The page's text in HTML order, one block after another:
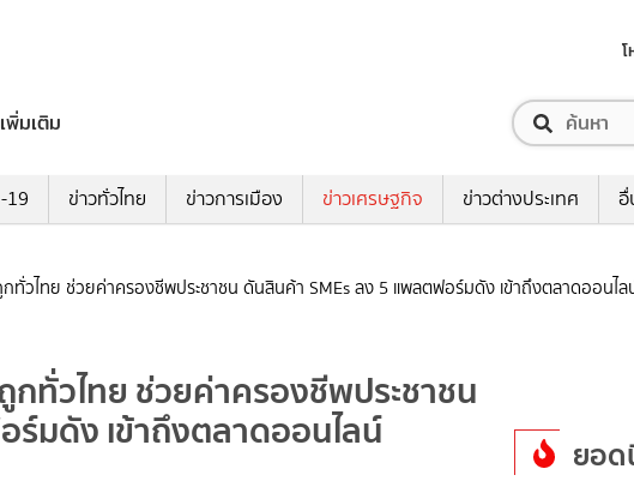
เพิ่มเติม
19 ข่าวทั่วไทย ข่าวการเมือง ข่าวเศรษฐกิจ ข่าวต่างประเทศ อื่
กทั่วไทย ช่วยค่าครองชีพประชาชน ดันสินค้า SMEs ลง 5 แพลตฟอร์มดัง เข้าถึงตลาดออนไล
กทั่วไทย ช่วยค่าครองชีพประชาชน
มดัง เข้าถึงตลาดออนไลน์ ยอ